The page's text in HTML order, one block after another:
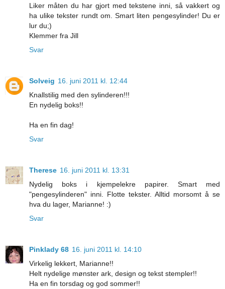
Liker måten du har gjort med tekstene inni, så vakkert og
ha ulike tekster rundt om. Smart liten pengesylinder! Du er
lur du;)
Klemmer fra Jill
Svar
Solveig 16. juni 2011 kl. 12:44
Knallstilig med den sylinderen!!!
En nydelig boks!!
Ha en fin dag!
Svar
Therese 16. juni 2011 kl. 13:31
Nydelig boks i kjempelekre papirer. Smart med
"pengesylinderen" inni. Flotte tekster. Alltid morsomt å se
hva du lager, Marianne! :)
Svar
Pinklady 68 16. juni 2011 kl. 14:10
Virkelig lekkert, Marianne!!
Helt nydelige mønster ark, design og tekst stempler!!
Ha en fin torsdag og god sommer!!